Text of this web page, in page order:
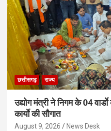
छत्तीसगढ़ राज्य
उद्योग मंत्री ने निगम के 04
कार्याे की सौगात
August 9, 2026 News Desk